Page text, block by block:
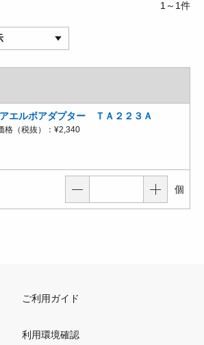
1～1件
エルボアダプター ＴＡ２２３Ａ
格（税抜）： ¥2,340
個
ご利用ガイド
利用環境確認